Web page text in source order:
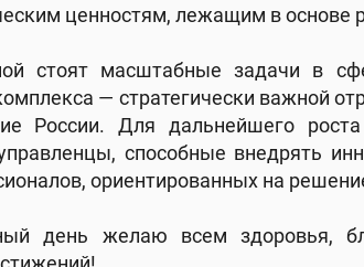
ценностям, лежащим в основе
стоят масштабные задачи в
— стратегически важной
России. Для дальнейшего
способные внедрять
ориентированных на
день желаю всем здоровья,